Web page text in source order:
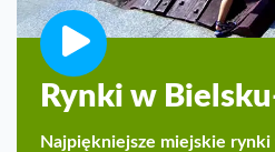
Rynki w
Najpiękniejsze miejskie rynki